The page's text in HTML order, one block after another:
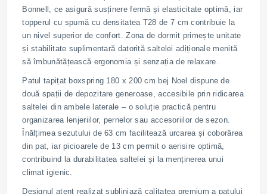
Bonnell, ce asigură susținere fermă și elasticitate optimă, iar
topperul cu spumă cu densitatea T28 de 7 cm contribuie la
un nivel superior de confort. Zona de dormit primește unitate
și stabilitate suplimentară datorită saltelei adiționale menită
să îmbunătățească ergonomia și senzația de relaxare.
Patul tapițat boxspring 180 x 200 cm bej Noel dispune de
două spații de depozitare generoase, accesibile prin ridicarea
saltelei din ambele laterale – o soluție practică pentru
organizarea lenjeriilor, pernelor sau accesoriilor de sezon.
Înălțimea sezutului de 63 cm facilitează urcarea și coborârea
din pat, iar picioarele de 13 cm permit o aerisire optimă,
contribuind la durabilitatea saltelei și la menținerea unui
climat igienic.
Designul atent realizat subliniază calitatea premium a patului